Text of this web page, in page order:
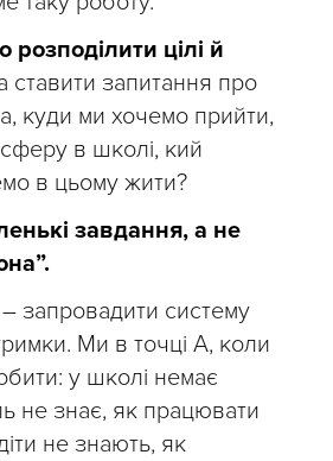
розподілити цілі й
ставити запитання про
куди ми хочемо прийти,
в школі, кий
в цьому жити?
завдання, а не
запровадити систему
Ми в точці А, коли
у школі немає
не знає, як працювати
не знають, як